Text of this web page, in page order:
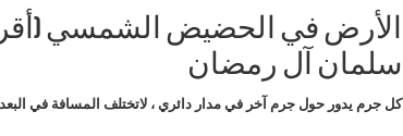
الأرض في الحضيض الشمسي
سلمان آل رمضان
كل جرم يدور حول جرم آخر في مدار دائري ، لاتختلف المسافة في